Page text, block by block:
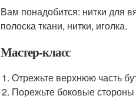
Вам понадобится: нитки для
полоска ткани, нитки, иголка.
Мастер-класс
Отрежьте верхнюю часть
Порежьте боковые